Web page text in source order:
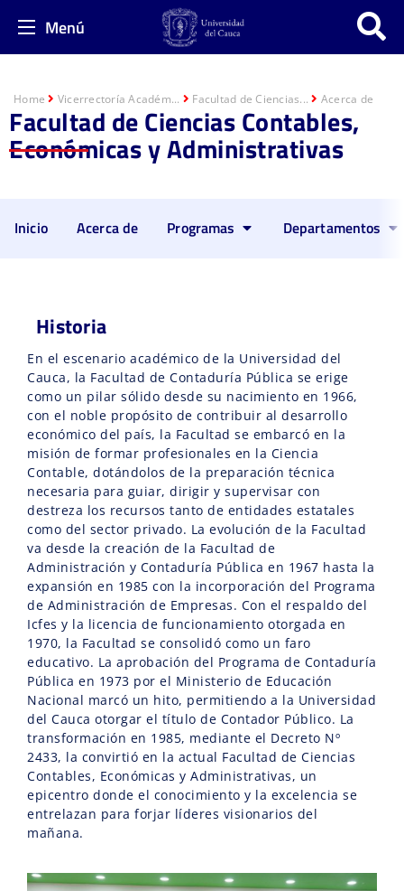
Menú
Home Vicerrectoría Académ... Facultad de Ciencias... Acerca de
Facultad de Ciencias Contables,
Económicas y Administrativas
Inicio Acerca de Programas Departamentos
Historia
En el escenario académico de la Universidad del
Cauca, la Facultad de Contaduría Pública se erige
como un pilar sólido desde su nacimiento en 1966,
con el noble propósito de contribuir al desarrollo
económico del país, la Facultad se embarcó en la
misión de formar profesionales en la Ciencia
Contable, dotándolos de la preparación técnica
necesaria para guiar, dirigir y supervisar con
destreza los recursos tanto de entidades estatales
como del sector privado. La evolución de la Facultad
va desde la creación de la Facultad de
Administración y Contaduría Pública en 1967 hasta la
expansión en 1985 con la incorporación del Programa
de Administración de Empresas. Con el respaldo del
Icfes y la licencia de funcionamiento otorgada en
1970, la Facultad se consolidó como un faro
educativo. La aprobación del Programa de Contaduría
Pública en 1973 por el Ministerio de Educación
Nacional marcó un hito, permitiendo a la Universidad
del Cauca otorgar el título de Contador Público. La
transformación en 1985, mediante el Decreto Nº
2433, la convirtió en la actual Facultad de Ciencias
Contables, Económicas y Administrativas, un
epicentro donde el conocimiento y la excelencia se
entrelazan para forjar líderes visionarios del
mañana.